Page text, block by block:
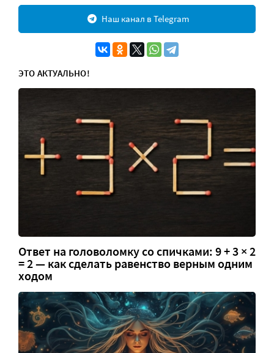
Наш канал в Telegram
ЭТО АКТУАЛЬНО!
Ответ на головоломку со спичками: 9 + 3 × 2
= 2 — как сделать равенство верным одним
ходом